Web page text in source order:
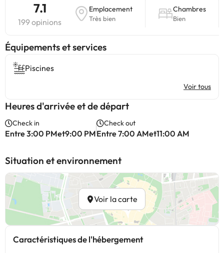
7.1
199 opinions
Emplacement
Très bien
Chambres
Bien
​Équipements et services
Piscines
Voir tous
Heures d'arrivée et de départ
Check in
Entre 3:00 PMet9:00 PM
Check out
Entre 7:00 AMet11:00 AM
Situation et environnement
Voir la carte
Caractéristiques de l'hébergement